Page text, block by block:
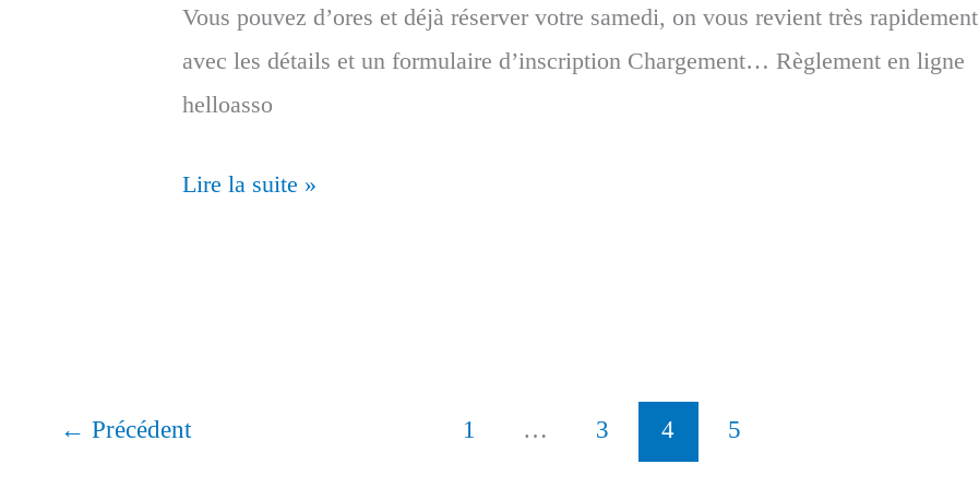
Vous pouvez d’ores et déjà réserver votre samedi, on vous revient très rapidement
avec les détails et un formulaire d’inscription Chargement… Règlement en ligne
helloasso
Repas
Lire la suite »
← Précédent 1 … 3 4 5